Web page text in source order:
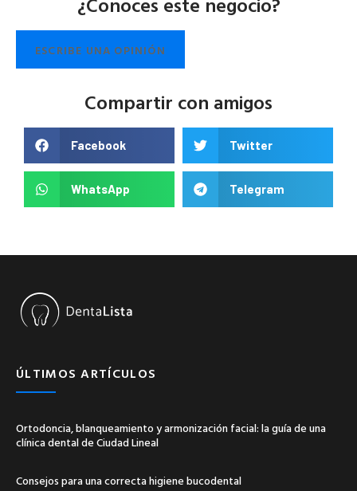
ESCRIBE UNA OPINIÓN
Compartir con amigos
Facebook Twitter
WhatsApp Telegram
ÚLTIMOS ARTÍCULOS
Ortodoncia, blanqueamiento y armonización facial: la guía de una
clínica dental de Ciudad Lineal
Consejos para una correcta higiene bucodental